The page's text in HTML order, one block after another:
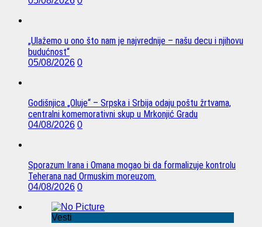
„Ulažemo u ono što nam je najvrednije – našu decu i njihovu
budućnost“
05/08/2026 0
Godišnjica „Oluje“ – Srpska i Srbija odaju poštu žrtvama,
centralni komemorativni skup u Mrkonjić Gradu
04/08/2026 0
Sporazum Irana i Omana mogao bi da formalizuje kontrolu
Teherana nad Ormuskim moreuzom.
04/08/2026 0
Vesti